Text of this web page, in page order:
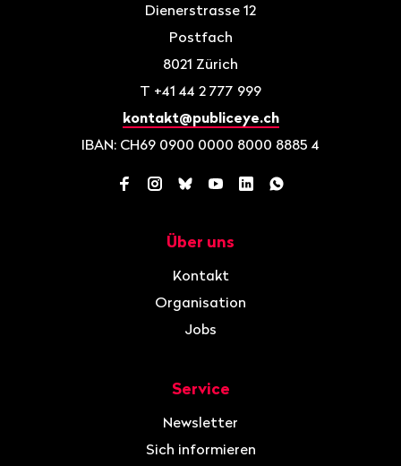
Dienerstrasse 12
Postfach
8021 Zürich
T +41 44 2 777 999
kontakt@publiceye.ch
IBAN: CH69 0900 0000 8000 8885 4
Facebook
Instagram
BlueskyYouTube
LinkedInWhatsApp
Über uns
Kontakt
Organisation
Jobs
Service
Newsletter
Sich informieren